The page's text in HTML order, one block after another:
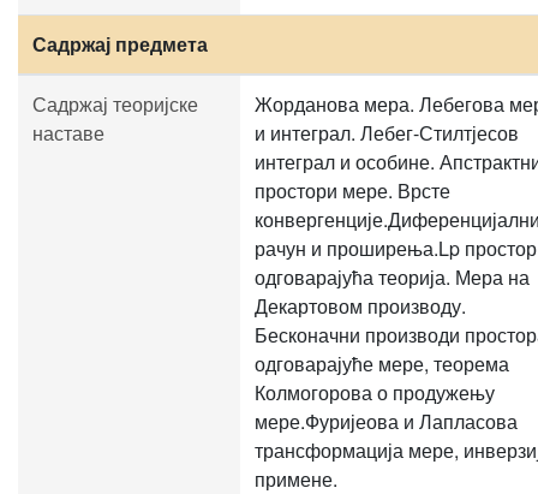
Садржај предмета
Садржај теоријске
наставе
Жорданова мера. Лебегова
и интеграл. Лебег-Стилтјесов
интеграл и особине.
простори мере. Врсте
рачун и проширења.Lp
одговарајућа теорија. Мера на
Декартовом производу.
Бесконачни производи
одговарајуће мере, теорема
Колмогорова о продужењу
мере.Фуријеова и Лапласова
трансформација мере,
примене.